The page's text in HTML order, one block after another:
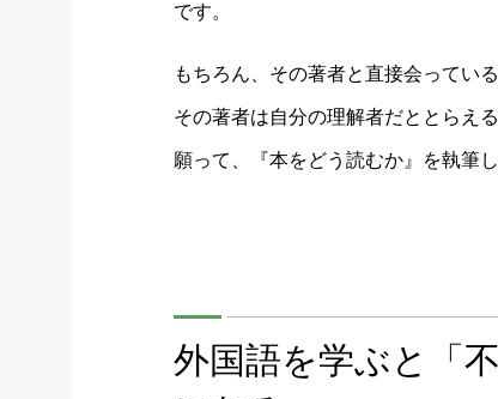
です。
もちろん、その著者と直接会ってい
その著者は自分の理解者だととらえ
願って、『本をどう読むか』を執筆し
外国語を学ぶと「